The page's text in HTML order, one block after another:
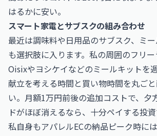
はるかに安い。
スマート家電とサブスクの組み合わせ
最近は調味料や日用品のサブスク、ミ
も選択肢に入ります。私の周囲のフリー
Oisixやヨシケイなどのミールキットを
献立を考える時間と買い物時間を丸ご
い。月額1万円前後の追加コストで、夕
ドがほぼ消えるなら、十分ペイする投資
私自身もアパレルECの納品ピーク時に